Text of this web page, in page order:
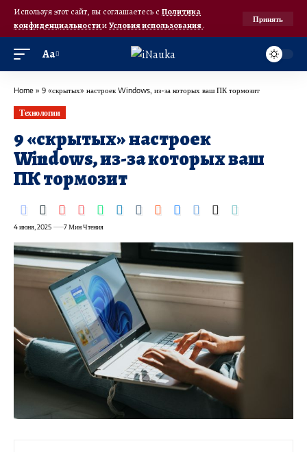
Используя этот сайт, вы соглашаетесь с Политика
конфиденциальностииУсловия использования.
Принять
Аа
Home » 9 «скрытых» настроек Windows, из-за которых ваш ПК тормозит
Технологии
9 «скрытых» настроек
Windows, из-за которых ваш
ПК тормозит
4 июня, 2025 7 Мин Чтения